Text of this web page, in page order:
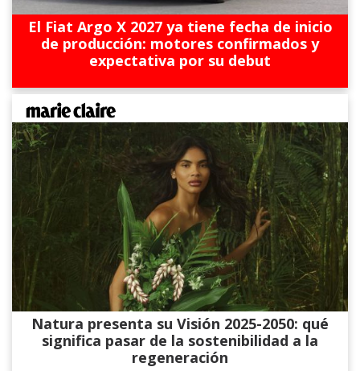
El Fiat Argo X 2027 ya tiene fecha de inicio
de producción: motores confirmados y
expectativa por su debut
Natura presenta su Visión 2025-2050: qué
significa pasar de la sostenibilidad a la
regeneración